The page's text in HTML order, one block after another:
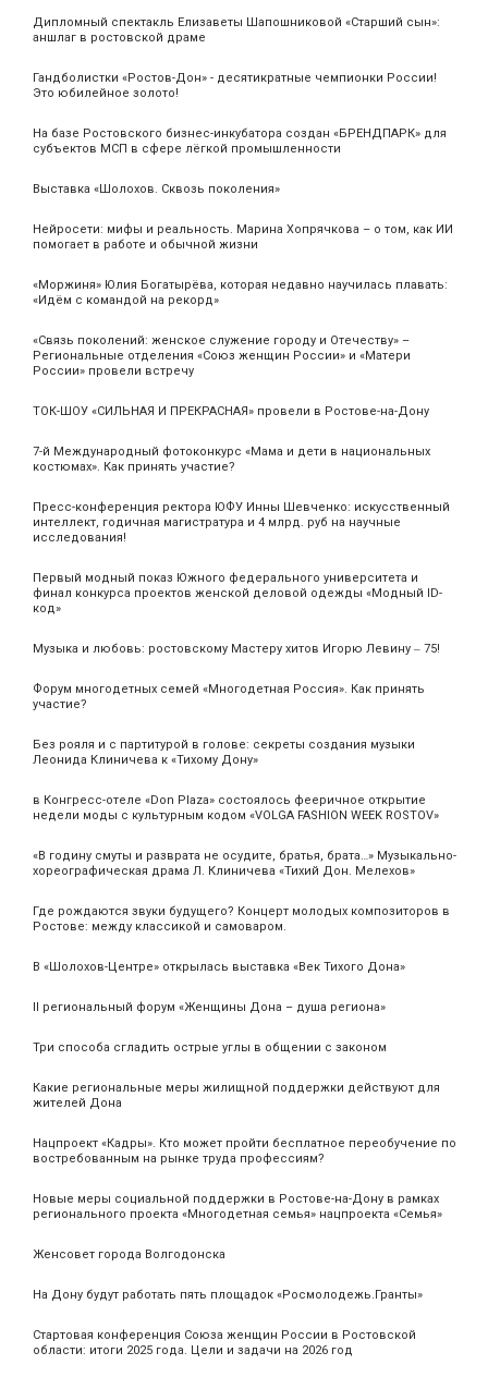
Дипломный спектакль Елизаветы Шапошниковой «Старший сын»:
аншлаг в ростовской драме
Гандболистки «Ростов-Дон» - десятикратные чемпионки России!
Это юбилейное золото!
На базе Ростовского бизнес-инкубатора создан «БРЕНДПАРК» для
субъектов МСП в сфере лёгкой промышленности
Выставка «Шолохов. Сквозь поколения»
Нейросети: мифы и реальность. Марина Хопрячкова – о том, как ИИ
помогает в работе и обычной жизни
«Моржиня» Юлия Богатырёва, которая недавно научилась плавать:
«Идём с командой на рекорд»
«Связь поколений: женское служение городу и Отечеству» –
Региональные отделения «Союз женщин России» и «Матери
России» провели встречу
ТОК-ШОУ «СИЛЬНАЯ И ПРЕКРАСНАЯ» провели в Ростове-на-Дону
7-й Международный фотоконкурс «Мама и дети в национальных
костюмах». Как принять участие?
Пресс-конференция ректора ЮФУ Инны Шевченко: искусственный
интеллект, годичная магистратура и 4 млрд. руб на научные
исследования!
Первый модный показ Южного федерального университета и
финал конкурса проектов женской деловой одежды «Модный ID-
код»
Музыка и любовь: ростовскому Мастеру хитов Игорю Левину ‒ 75!
Форум многодетных семей «Многодетная Россия». Как принять
участие?
Без рояля и с партитурой в голове: секреты создания музыки
Леонида Клиничева к «Тихому Дону»
в Конгресс-отеле «Don Plaza» состоялось фееричное открытие
недели моды с культурным кодом «VOLGA FASHION WEEK ROSTOV»
«В годину смуты и разврата не осудите, братья, брата…» Музыкально-
хореографическая драма Л. Клиничева «Тихий Дон. Мелехов»
Где рождаются звуки будущего? Концерт молодых композиторов в
Ростове: между классикой и самоваром.
В «Шолохов-Центре» открылась выставка «Век Тихого Дона»
II региональный форум «Женщины Дона – душа региона»
Три способа сгладить острые углы в общении с законом
Какие региональные меры жилищной поддержки действуют для
жителей Дона
Нацпроект «Кадры». Кто может пройти бесплатное переобучение по
востребованным на рынке труда профессиям?
Новые меры социальной поддержки в Ростове-на-Дону в рамках
регионального проекта «Многодетная семья» нацпроекта «Семья»
Женсовет города Волгодонска
На Дону будут работать пять площадок «Росмолодежь.Гранты»
Стартовая конференция Союза женщин России в Ростовской
области: итоги 2025 года. Цели и задачи на 2026 год